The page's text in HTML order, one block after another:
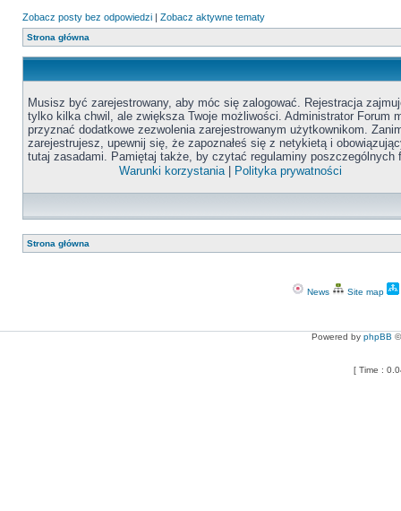
Zobacz posty bez odpowiedzi | Zobacz aktywne tematy
Strona główna
Musisz być zarejestrowany, aby móc się zalogować. Rejestracja
tylko kilka chwil, ale zwiększa Twoje możliwości. Administrator Forum
przyznać dodatkowe zezwolenia zarejestrowanym użytkownikom.
zarejestrujesz, upewnij się, że zapoznałeś się z netykietą i
tutaj zasadami. Pamiętaj także, by czytać regulaminy poszczególnych
Warunki korzystania| Polityka prywatności
Strona główna
News Site map
Powered by phpBB
[ Time :